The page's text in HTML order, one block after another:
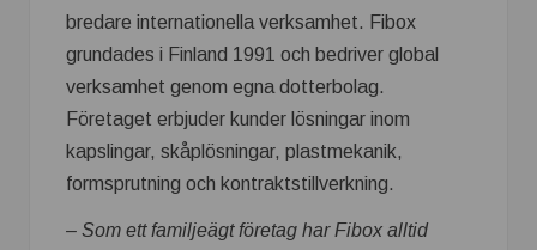
bredare internationella verksamhet. Fibox
grundades i Finland 1991 och bedriver global
verksamhet genom egna dotterbolag.
Företaget erbjuder kunder lösningar inom
kapslingar, skåplösningar, plastmekanik,
formsprutning och kontraktstillverkning.
– Som ett familjeägt företag har Fibox alltid